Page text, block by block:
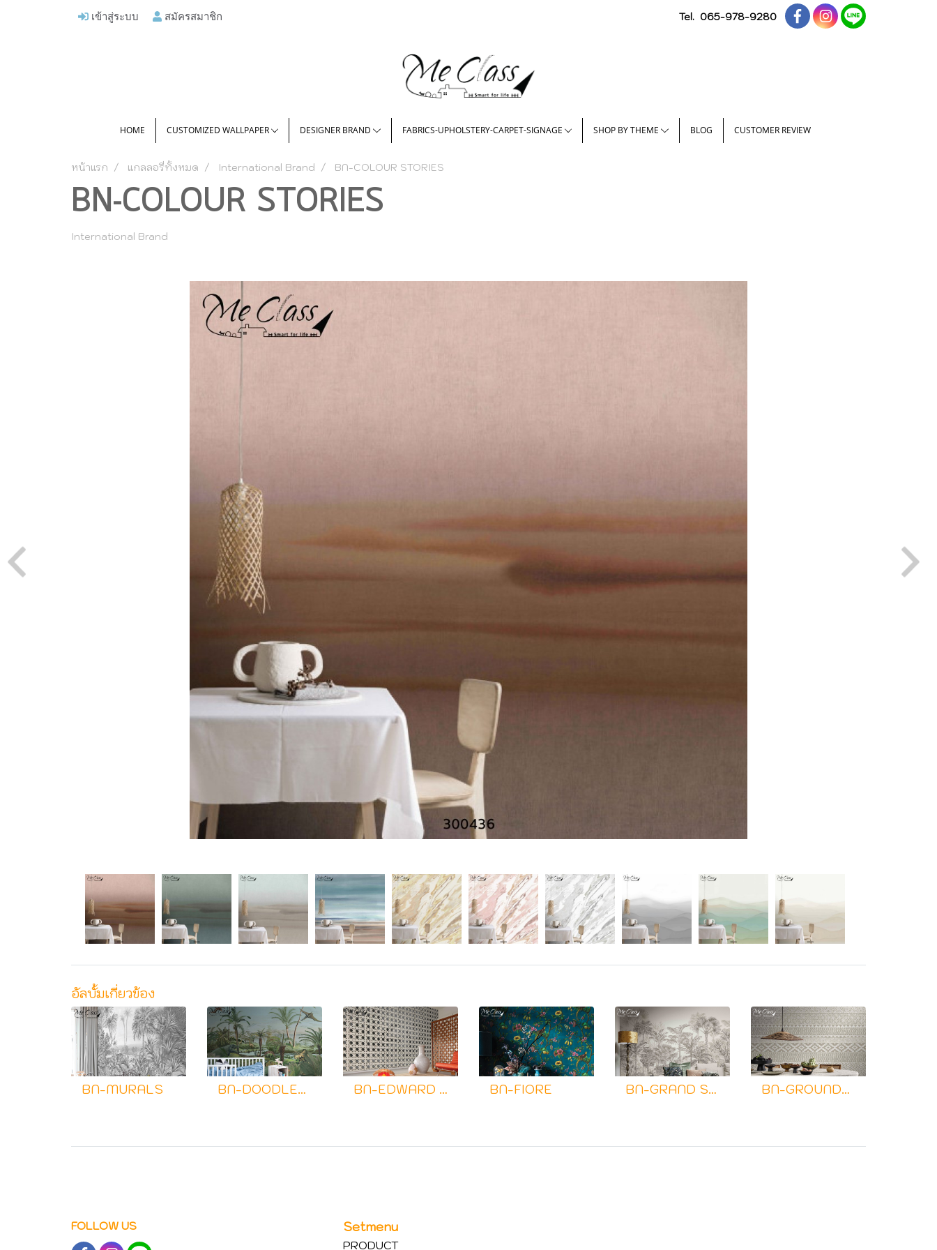
เข้าสู่ระบบ สมัครสมาชิก Tel. 065-978-9280
HOME CUSTOMIZED WALLPAPER DESIGNER BRAND FABRICS-UPHOLSTERY-CARPET-SIGNAGE SHOP BY THEME BLOG CUSTOMER REVIEW
หน้าแรก แกลลอรี่ทั้งหมด International Brand BN-COLOUR STORIES
BN-COLOUR STORIES
International Brand
อัลบั้มเกี่ยวข้อง
BN-MURALS BN-DOODLEEDOO BN-EDWARD DIMENSION BN-FIORE BN-GRAND SAFARI BN-GROUNDED
FOLLOW US Setmenu
PRODUCT